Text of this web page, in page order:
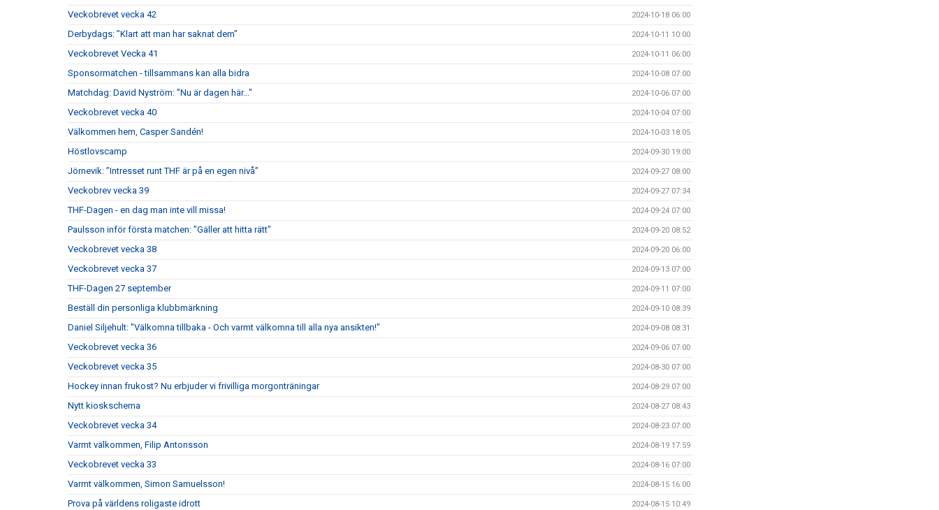
Veckobrevet vecka 42 2024-10-18 06:00
Derbydags: ”Klart att man har saknat dem" 2024-10-11 10:00
Veckobrevet Vecka 41 2024-10-11 06:00
Sponsormatchen - tillsammans kan alla bidra 2024-10-08 07:00
Matchdag: David Nyström: ”Nu är dagen här..." 2024-10-06 07:00
Veckobrevet vecka 40 2024-10-04 07:00
Välkommen hem, Casper Sandén! 2024-10-03 18:05
Höstlovscamp 2024-09-30 19:00
Jörnevik: ”Intresset runt THF är på en egen nivå” 2024-09-27 08:00
Veckobrev vecka 39 2024-09-27 07:34
THF-Dagen - en dag man inte vill missa! 2024-09-24 07:00
Paulsson inför första matchen: "Gäller att hitta rätt" 2024-09-20 08:52
Veckobrevet vecka 38 2024-09-20 06:00
Veckobrevet vecka 37 2024-09-13 07:00
THF-Dagen 27 september 2024-09-11 07:00
Beställ din personliga klubbmärkning 2024-09-10 08:39
Daniel Siljehult: "Välkomna tillbaka - Och varmt välkomna till alla nya ansikten!" 2024-09-08 08:31
Veckobrevet vecka 36 2024-09-06 07:00
Veckobrevet vecka 35 2024-08-30 07:00
Hockey innan frukost? Nu erbjuder vi frivilliga morgonträningar 2024-08-29 07:00
Nytt kioskschema 2024-08-27 08:43
Veckobrevet vecka 34 2024-08-23 07:00
Varmt välkommen, Filip Antonsson 2024-08-19 17:59
Veckobrevet vecka 33 2024-08-16 07:00
Varmt välkommen, Simon Samuelsson! 2024-08-15 16:00
Prova på världens roligaste idrott 2024-08-15 10:49